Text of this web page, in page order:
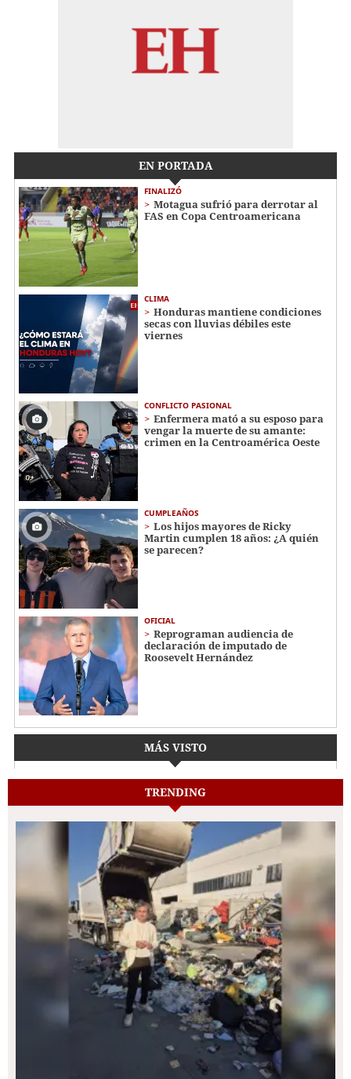
EN PORTADA
FINALIZÓ
Motagua sufrió para derrotar al
FAS en Copa Centroamericana
CLIMA
Honduras mantiene condiciones
secas con lluvias débiles este
viernes
CONFLICTO PASIONAL
Enfermera mató a su esposo para
vengar la muerte de su amante:
crimen en la Centroamérica Oeste
CUMPLEAÑOS
Los hijos mayores de Ricky
Martin cumplen 18 años: ¿A quién
se parecen?
OFICIAL
Reprograman audiencia de
declaración de imputado de
Roosevelt Hernández
MÁS VISTO
TRENDING